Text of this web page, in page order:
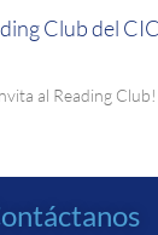
Club del
al Reading Club!